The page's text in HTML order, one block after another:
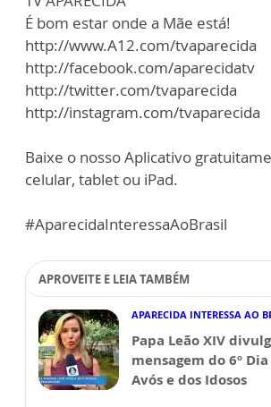
É bom estar onde a Mãe está!
http://www.A12.com/tvaparecida
http://facebook.com/aparecidatv
http://twitter.com/tvaparecida
http://instagram.com/tvaparecida
Baixe o nosso Aplicativo
celular, tablet ou iPad.
#AparecidaInteressaAoBrasil
APROVEITE E LEIA TAMBÉM
APARECIDA INTERESSA AO
Papa Leão XIV
mensagem do 6º
Avós e dos Idosos